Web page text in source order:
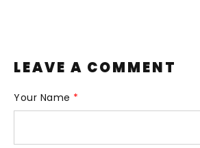
LEAVE A COMMENT
Your Name *